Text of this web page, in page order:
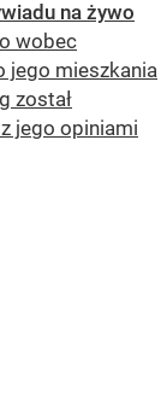
na żywo
wobec
jego mieszkania
został
jego opiniami